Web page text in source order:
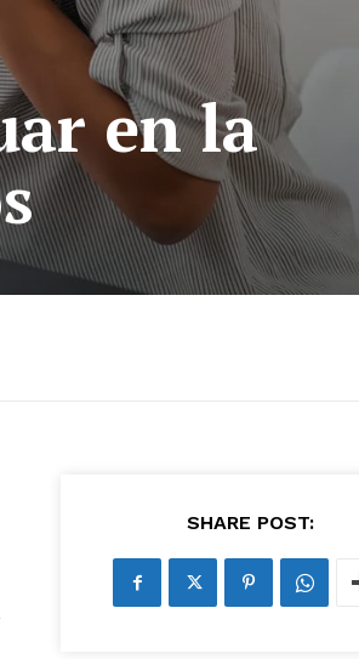
en la
SHARE POST: